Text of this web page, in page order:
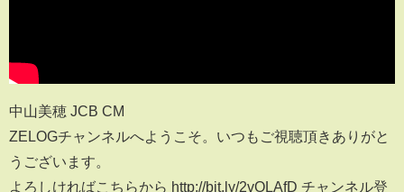
中山美穂 JCB CM
ZELOGチャンネルへようこそ。いつもご視聴頂きありがと
うございます。
よろしければこちらから http://bit.ly/2vOLAfD チャンネル登